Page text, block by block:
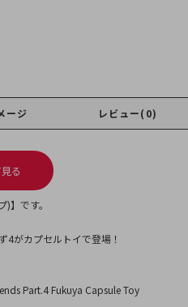
ージ レビュー(0)
る
】です。
4がカプセルトイで登場！
Part.4 Fukuya Capsule Toy